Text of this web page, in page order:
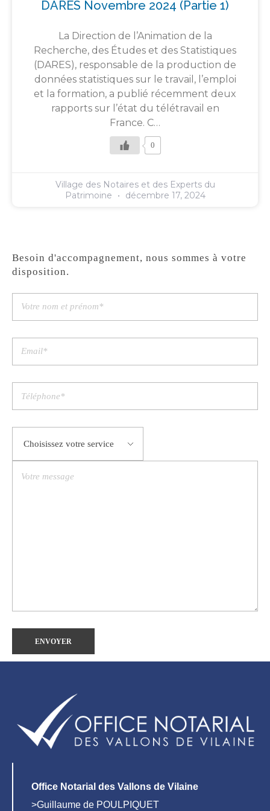
DARES Novembre 2024 (partie 1)
La Direction de l’Animation de la
Recherche, des Études et des Statistiques
(DARES), responsable de la production de
données statistiques sur le travail, l’emploi
et la formation, a publié récemment deux
rapports sur l’état du télétravail en
France. C…
0
Village des Notaires et des Experts du
Patrimoine
décembre 17, 2024
Besoin d'accompagnement, nous sommes à votre
disposition.
Office Notarial des Vallons de Vilaine
>Guillaume de POULPIQUET